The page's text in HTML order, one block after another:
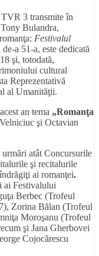
3 transmite în
Bulandra,
Festivalul
a 51-a, este dedicată
şi, totodată,
cultural
Reprezentativă
al Umanităţii.
an tema „Romanţa
şi Octavian
urmări atât Concursurile
şi recitalurile
ai romanţei.
ai Festivalului
Berbec (Trofeul
Zorina Bălan (Trofeul
Moroşanu (Trofeul
şi Jana Gherbovei
Cojocărescu